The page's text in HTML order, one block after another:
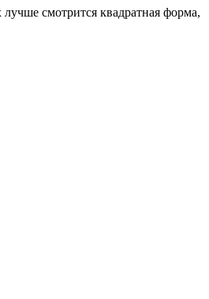
смотрится квадратная форма,